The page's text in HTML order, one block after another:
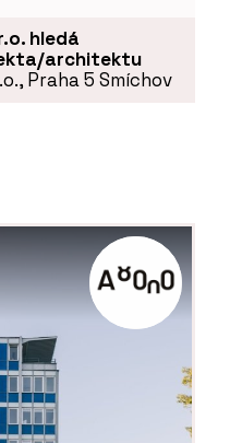
hledá
architektu
Praha 5 Smíchov